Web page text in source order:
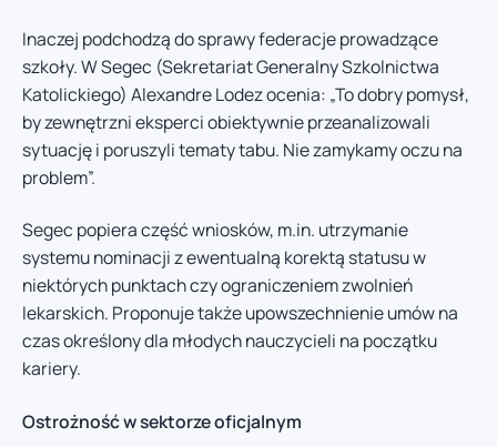
Inaczej podchodzą do sprawy federacje prowadzące
szkoły. W Segec (Sekretariat Generalny Szkolnictwa
Katolickiego) Alexandre Lodez ocenia: „To dobry pomysł,
by zewnętrzni eksperci obiektywnie przeanalizowali
sytuację i poruszyli tematy tabu. Nie zamykamy oczu na
problem”.
Segec popiera część wniosków, m.in. utrzymanie
systemu nominacji z ewentualną korektą statusu w
niektórych punktach czy ograniczeniem zwolnień
lekarskich. Proponuje także upowszechnienie umów na
czas określony dla młodych nauczycieli na początku
kariery.
Ostrożność w sektorze oficjalnym